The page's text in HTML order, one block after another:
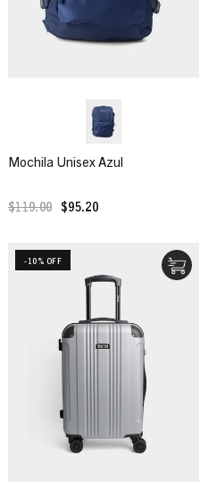
Mochila Unisex Azul
$119.00 $95.20
-10% OFF